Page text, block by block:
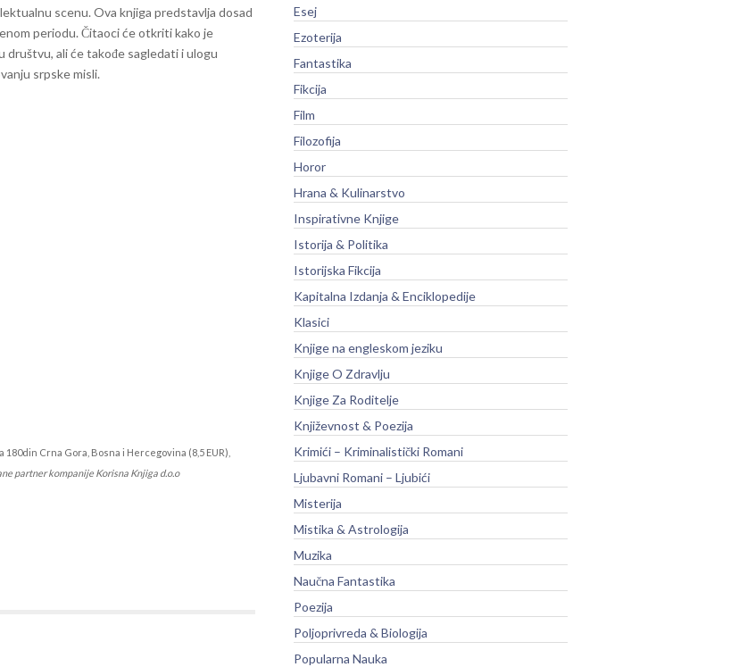
scenu. Ova knjiga predstavlja dosad
periodu. Čitaoci će otkriti kako je
ali će takođe sagledati i ulogu
srpske misli.
Crna Gora, Bosna i Hercegovina (8,5 EUR),
partner kompanije Korisna Knjiga d.o.o
Esej
Ezoterija
Fantastika
Fikcija
Film
Filozofija
Horor
Hrana & Kulinarstvo
Inspirativne Knjige
Istorija & Politika
Istorijska Fikcija
Kapitalna Izdanja & Enciklopedije
Klasici
Knjige na engleskom jeziku
Knjige O Zdravlju
Knjige Za Roditelje
Književnost & Poezija
Krimići – Kriminalistički Romani
Ljubavni Romani – Ljubići
Misterija
Mistika & Astrologija
Muzika
Naučna Fantastika
Poezija
Poljoprivreda & Biologija
Popularna Nauka